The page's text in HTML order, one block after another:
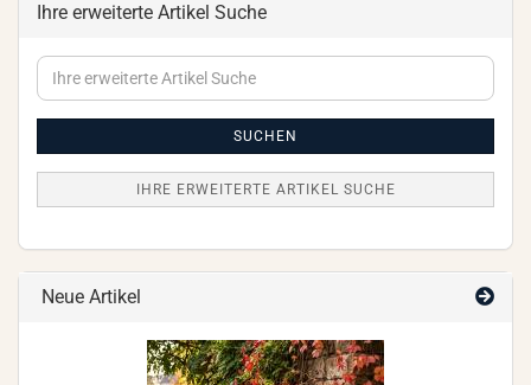
Ihre erweiterte Artikel Suche
Ihre
erweiterte
SUCHEN
IHRE ERWEITERTE ARTIKEL SUCHE
Neue Artikel